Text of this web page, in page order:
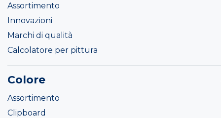
Assortimento
Innovazioni
Marchi di qualità
Calcolatore per pittura
Colore
Assortimento
Clipboard